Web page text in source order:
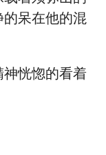
呆在他的混
恍惚的看着